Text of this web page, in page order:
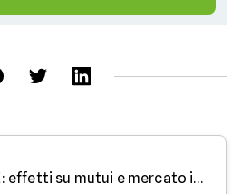
Taglio tassi BCE: effetti su mutui e mercato immobiliare - Facile.it